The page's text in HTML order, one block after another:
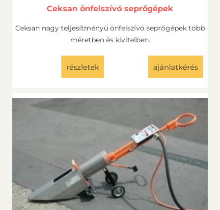
Ceksan önfelszívó seprőgépek
Ceksan nagy teljesítményű önfelszívó seprőgépek több
méretben és kivitelben.
részletek ajánlatkérés